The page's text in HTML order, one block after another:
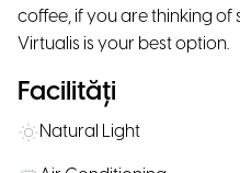
coffee, if you are thinking
Virtualis is your best option.
Facilități
Natural Light